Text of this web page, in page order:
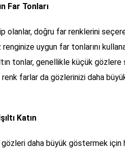
Far Tonları
olanlar, doğru far renklerini
uygun far tonlarını
tonlar, genellikle küçük gözlere
renk farlar da gözlerinizi daha
Katın
gözleri daha büyük göstermek